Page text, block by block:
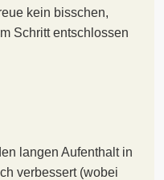
kein bisschen,
Schritt entschlossen
langen Aufenthalt in
verbessert (wobei